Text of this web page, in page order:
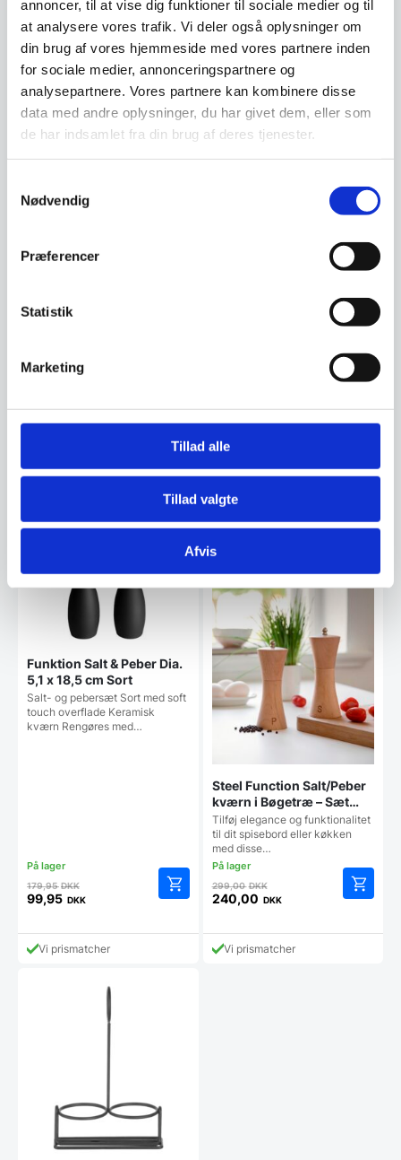
annoncer, til at vise dig funktioner til sociale medier og til
at analysere vores trafik. Vi deler også oplysninger om
din brug af vores hjemmeside med vores partnere inden
for sociale medier, annonceringspartnere og
analysepartnere. Vores partnere kan kombinere disse
data med andre oplysninger, du har givet dem, eller som
de har indsamlet fra din brug af deres tjenester.
Nødvendig
Præferencer
Statistik
Marketing
Tillad alle
Tillad valgte
Afvis
Vi prismatcher - Klik her
Relaterede varer
Rustfri stål
Hendi - Peber shaker, Rustfri
Vi prismatcher
SPAR 44%
Funktion Salt & Peber Dia.
5,1 x 18,5 cm Sort
Salt- og pebersæt Sort med soft
touch overflade Keramisk
kværn Rengøres med…
179,95DKKDen
oprindelige
var:
179,95 DKK.
99,95 DKK
aktuelle
prisVi prismatcher
SPAR 20%
Steel Function Salt/Peber
kværn i Bøgetræ – Sæt
med 2 stk.
Tilføj elegance og funktionalitet
til dit spisebord eller køkken
med disse…
299,00DKKDen
oprindelige
var:
299,00 DKK.
240,00 DKK
aktuelle
prisVi prismatcher